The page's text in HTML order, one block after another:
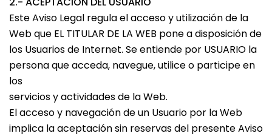
Este Aviso Legal regula el acceso y utilización de la
Web que EL TITULAR DE LA WEB pone a disposición de
los Usuarios de Internet. Se entiende por USUARIO la
persona que acceda, navegue, utilice o participe en
los
servicios y actividades de la Web.
El acceso y navegación de un Usuario por la Web
implica la aceptación sin reservas del presente Aviso